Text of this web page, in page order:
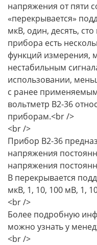
напряжения от пяти
«перекрывается»
мкВ, один, десять,
прибора есть
функций измерения,
нестабильным
использовании,
с ранее
вольтметр В2-36
приборам.<br />
<br />
Прибор В2-36
напряжения
напряжения
В перекрывается
мкВ, 1, 10, 100 мВ, 1,
<br />
Более подробную
можно узнать у
<br />